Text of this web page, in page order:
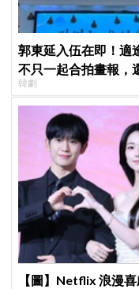
郭東延入伍在即！適
不只一起合拍畫報，
韓劇
【圖】Netflix 浪漫